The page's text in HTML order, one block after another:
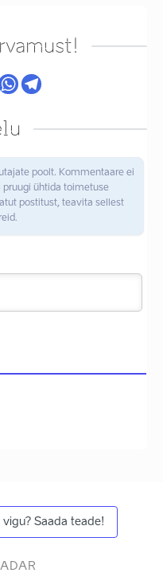
poolt. Kommentaare ei
ühtida toimetuse
postitust, teavita sellest
Saada teade!